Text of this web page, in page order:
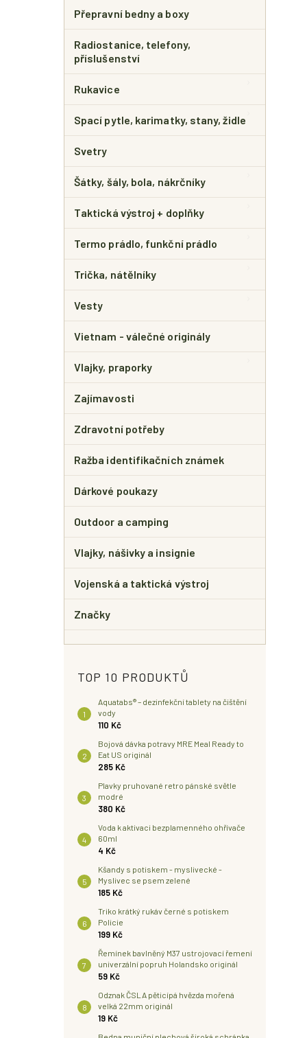
Přepravní bedny a boxy
Radiostanice, telefony,
příslušenství
Rukavice
Spací pytle, karimatky, stany, židle
Svetry
Šátky, šály, bola, nákrčníky
Taktická výstroj + doplňky
Termo prádlo, funkční prádlo
Trička, nátělníky
Vesty
Vietnam - válečné originály
Vlajky, praporky
Zajímavosti
Zdravotní potřeby
Ražba identifikačních známek
Dárkové poukazy
Outdoor a camping
Vlajky, nášivky a insignie
Vojenská a taktická výstroj
Značky
TOP 10 PRODUKTŮ
Aquatabs® – dezinfekční tablety na čištění
vody
110 Kč
Bojová dávka potravy MRE Meal Ready to
Eat US originál
285 Kč
Plavky pruhované retro pánské světle
modré
380 Kč
Voda k aktivaci bezplamenného ohřívače
60ml
4 Kč
Kšandy s potiskem - myslivecké -
Myslivec se psem zelené
185 Kč
Triko krátký rukáv černé s potiskem
Policie
199 Kč
Řemínek bavlněný M37 ustrojovací řemení
univerzální popruh Holandsko originál
59 Kč
Odznak ČSLA pěticípá hvězda mořená
velká 22mm originál
19 Kč